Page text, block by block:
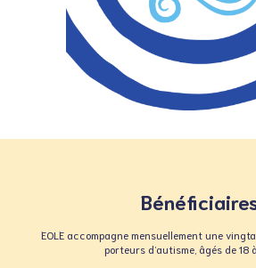
EOLE accompagne mensuellement une
porteurs d’autisme, âgés de 18